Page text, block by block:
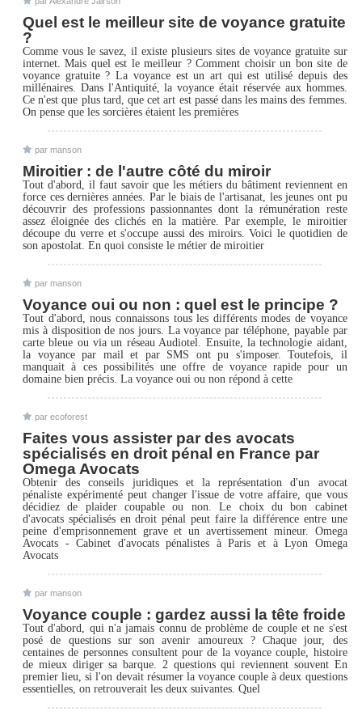
Quel est le meilleur site de voyance gratuite
?
Comme vous le savez, il existe plusieurs sites de voyance gratuite sur
internet. Mais quel est le meilleur ? Comment choisir un bon site de
voyance gratuite ? La voyance est un art qui est utilisé depuis des
millénaires. Dans l'Antiquité, la voyance était réservée aux hommes.
Ce n'est que plus tard, que cet art est passé dans les mains des femmes.
On pense que les sorcières étaient les premières
par manson
Miroitier : de l'autre côté du miroir
Tout d'abord, il faut savoir que les métiers du bâtiment reviennent en
force ces dernières années. Par le biais de l'artisanat, les jeunes ont pu
découvrir des professions passionnantes dont la rémunération reste
assez éloignée des clichés en la matière. Par exemple, le miroitier
découpe du verre et s'occupe aussi des miroirs. Voici le quotidien de
son apostolat. En quoi consiste le métier de miroitier
par manson
Voyance oui ou non : quel est le principe ?
Tout d'abord, nous connaissons tous les différents modes de voyance
mis à disposition de nos jours. La voyance par téléphone, payable par
carte bleue ou via un réseau Audiotel. Ensuite, la technologie aidant,
la voyance par mail et par SMS ont pu s'imposer. Toutefois, il
manquait à ces possibilités une offre de voyance rapide pour un
domaine bien précis. La voyance oui ou non répond à cette
par ecoforest
Faites vous assister par des avocats
spécialisés en droit pénal en France par
Omega Avocats
Obtenir des conseils juridiques et la représentation d'un avocat
pénaliste expérimenté peut changer l'issue de votre affaire, que vous
décidiez de plaider coupable ou non. Le choix du bon cabinet
d'avocats spécialisés en droit pénal peut faire la différence entre une
peine d'emprisonnement grave et un avertissement mineur. Omega
Avocats - Cabinet d'avocats pénalistes à Paris et à Lyon Omega
Avocats
par manson
Voyance couple : gardez aussi la tête froide
Tout d'abord, qui n'a jamais connu de problème de couple et ne s'est
posé de questions sur son avenir amoureux ? Chaque jour, des
centaines de personnes consultent pour de la voyance couple, histoire
de mieux diriger sa barque. 2 questions qui reviennent souvent En
premier lieu, si l'on devait résumer la voyance couple à deux questions
essentielles, on retrouverait les deux suivantes. Quel